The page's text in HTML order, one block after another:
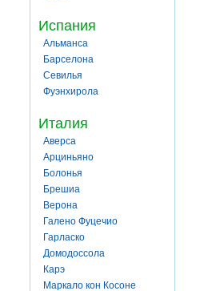
Испания
Альманса
Барселона
Севилья
Фуэнхирола
Италия
Аверса
Арциньяно
Болонья
Брешиа
Верона
Галено Фуцечио
Гарласко
Домодоссола
Карэ
Маркало кон Косоне